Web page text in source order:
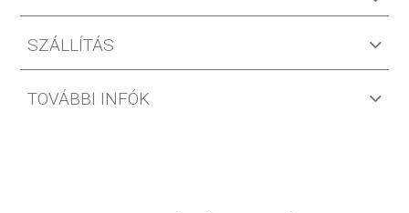
SZÁLLÍTÁS
TOVÁBBI INFÓK